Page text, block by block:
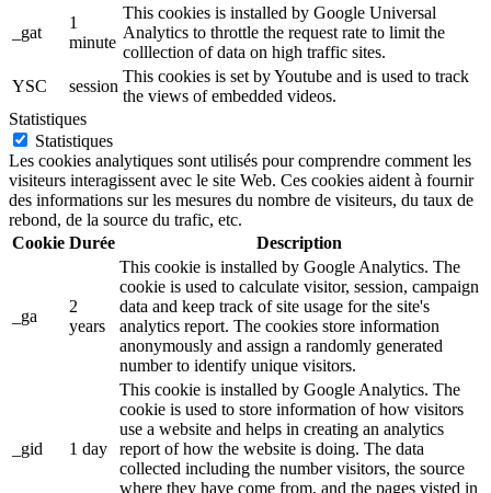
_gat
1
minute
This cookies is installed by Google Universal
Analytics to throttle the request rate to limit the
colllection of data on high traffic sites.
YSC
session
This cookies is set by Youtube and is used to track
the views of embedded videos.
Statistiques
Statistiques
Les cookies analytiques sont utilisés pour comprendre comment les
visiteurs interagissent avec le site Web. Ces cookies aident à fournir
des informations sur les mesures du nombre de visiteurs, du taux de
rebond, de la source du trafic, etc.
Cookie Durée Description
_ga
2
years
This cookie is installed by Google Analytics. The
cookie is used to calculate visitor, session, campaign
data and keep track of site usage for the site's
analytics report. The cookies store information
anonymously and assign a randomly generated
number to identify unique visitors.
_gid 1 day
This cookie is installed by Google Analytics. The
cookie is used to store information of how visitors
use a website and helps in creating an analytics
report of how the website is doing. The data
collected including the number visitors, the source
where they have come from, and the pages visted in